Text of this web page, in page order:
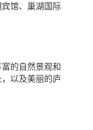
馆、巢湖国际
的自然景观和
以及美丽的庐